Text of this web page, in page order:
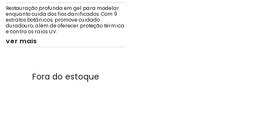
Restauração profunda em gel para modelar
enquanto cuida dos fios danificados. Com 9
extratos botânicos, promove cuidado
duradouro, além de oferecer proteção térmica
e contra os raios UV.
ver mais
Fora do estoque